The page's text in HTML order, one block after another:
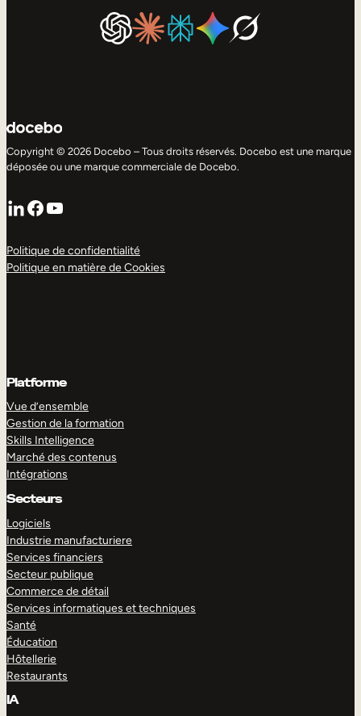
Copyright © 2026 Docebo – Tous droits réservés. Docebo est une marque
déposée ou une marque commerciale de Docebo.
LinkedIn
Facebook
YouTube
Politique de confidentialité
Politique en matière de Cookies
Platforme
Vue d’ensemble
Gestion de la formation
Skills Intelligence
Marché des contenus
Intégrations
Secteurs
Logiciels
Industrie manufacturiere
Services financiers
Secteur publique
Commerce de détail
Services informatiques et techniques
Santé
Éducation
Hôtellerie
Restaurants
IA